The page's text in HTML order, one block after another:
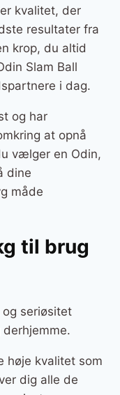
kvalitet, der
resultater fra
krop, du altid
Slam Ball
i dag.
og har
at opnå
vælger en Odin,
dine
måde
til brug
seriøsitet
høje kvalitet som
dig alle de